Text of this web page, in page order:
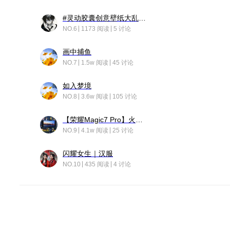
NO.6 1173 阅读 5 讨论
画中捕鱼
NO.7 1.5w 阅读 45 讨论
如入梦境
NO.8 3.6w 阅读 105 讨论
NO.9 4.1w 阅读 25 讨论
闪耀女生｜汉服
NO.10 435 阅读 4 讨论